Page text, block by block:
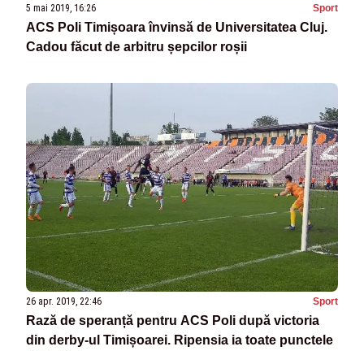
5 mai 2019, 16:26 Sport
ACS Poli Timișoara învinsă de Universitatea Cluj.
Cadou făcut de arbitru șepcilor roșii
26 apr. 2019, 22:46 Sport
Rază de speranță pentru ACS Poli după victoria
din derby-ul Timișoarei. Ripensia ia toate punctele